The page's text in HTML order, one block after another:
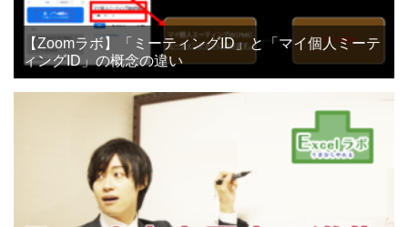
【Zoomラボ】「ミーティングID」と「マイ個人ミーテ
ィングID」の概念の違い